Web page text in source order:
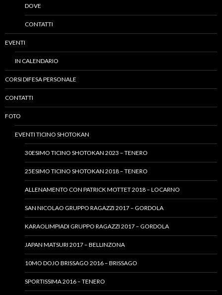
DOVE
CONTATTI
EVENTI
IN CALENDARIO
CORSI DIFESA PERSONALE
CONTATTI
FOTO
EVENTI TICINO SHOTOKAN
30ESIMO TICINO SHOTOKAN 2023 – TENERO
25ESIMO TICINO SHOTOKAN 2018 – TENERO
ALLENAMENTO CON PATRICK MOTTET 2018 – LOCARNO
SAN NICOLAO GRUPPO RAGAZZI 2017 – GORDOLA
KARAOLIMPIADI GRUPPO RAGAZZI 2017 – GORDOLA
JAPAN MATSURI 2017 – BELLINZONA
10MO DOJO BRISSAGO 2016 – BRISSAGO
SPORTISSIMA 2016 – TENERO